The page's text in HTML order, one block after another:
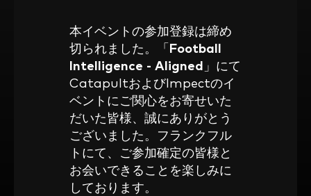
本イベントの参加登録は締め
切られました。「 Football
Intelligence - Aligned 」にて
CatapultおよびImpectのイ
ベントにご関心をお寄せいた
だいた皆様、誠にありがとう
ございました。フランクフル
トにて、ご参加確定の皆様と
お会いできることを楽しみに
しております。